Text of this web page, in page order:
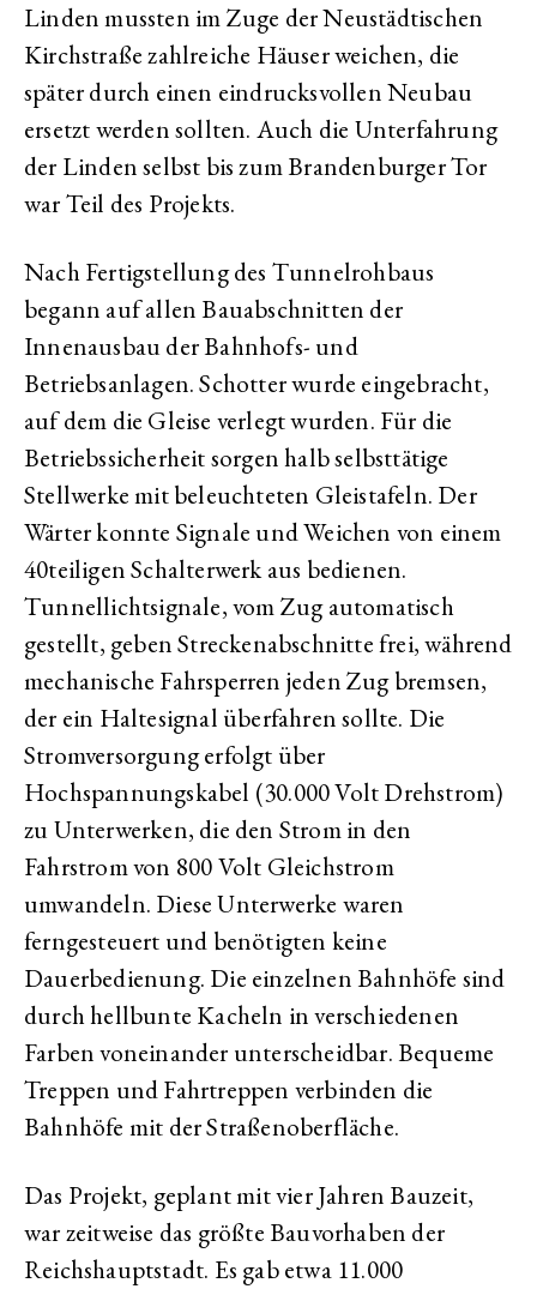
Linden mussten im Zuge der Neustädtischen
Kirchstraße zahlreiche Häuser weichen, die
später durch einen eindrucksvollen Neubau
ersetzt werden sollten. Auch die Unterfahrung
der Linden selbst bis zum Brandenburger Tor
war Teil des Projekts.
Nach Fertigstellung des Tunnelrohbaus
begann auf allen Bauabschnitten der
Innenausbau der Bahnhofs- und
Betriebsanlagen. Schotter wurde eingebracht,
auf dem die Gleise verlegt wurden. Für die
Betriebssicherheit sorgen halb selbsttätige
Stellwerke mit beleuchteten Gleistafeln. Der
Wärter konnte Signale und Weichen von einem
40teiligen Schalterwerk aus bedienen.
Tunnellichtsignale, vom Zug automatisch
gestellt, geben Streckenabschnitte frei, während
mechanische Fahrsperren jeden Zug bremsen,
der ein Haltesignal überfahren sollte. Die
Stromversorgung erfolgt über
Hochspannungskabel (30.000 Volt Drehstrom)
zu Unterwerken, die den Strom in den
Fahrstrom von 800 Volt Gleichstrom
umwandeln. Diese Unterwerke waren
ferngesteuert und benötigten keine
Dauerbedienung. Die einzelnen Bahnhöfe sind
durch hellbunte Kacheln in verschiedenen
Farben voneinander unterscheidbar. Bequeme
Treppen und Fahrtreppen verbinden die
Bahnhöfe mit der Straßenoberfläche.
Das Projekt, geplant mit vier Jahren Bauzeit,
war zeitweise das größte Bauvorhaben der
Reichshauptstadt. Es gab etwa 11.000